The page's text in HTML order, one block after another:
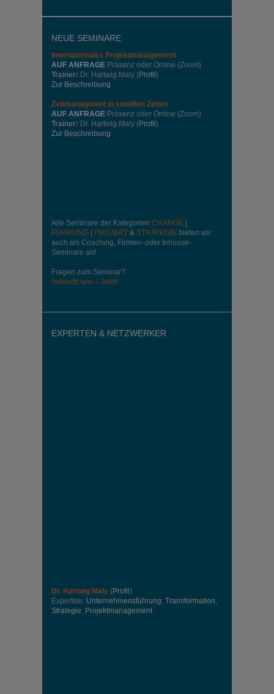
NEUE SEMINARE
Internationales Projektmanagement
AUF ANFRAGE Präsenz oder Online (Zoom)
Trainer: Dr. Hartwig Maly (Profil)
Zur Beschreibung
Zeitmanagment in volatilen Zeiten
AUF ANFRAGE Präsenz oder Online (Zoom)
Trainer: Dr. Hartwig Maly (Profil)
Zur Beschreibung
Alle Seminare der Kategorien CHANGE |
FÜHRUNG | PROJEKT & STRATEGIE bieten wir
auch als Coaching, Firmen- oder Inhouse-
Seminare an!
Fragen zum Seminar?
Schreibt uns – Jetzt!
EXPERTEN & NETZWERKER
Dr. Hartwig Maly (Profil )
Expertise: Unternehmensführung, Transformation,
Strategie, Projektmanagement